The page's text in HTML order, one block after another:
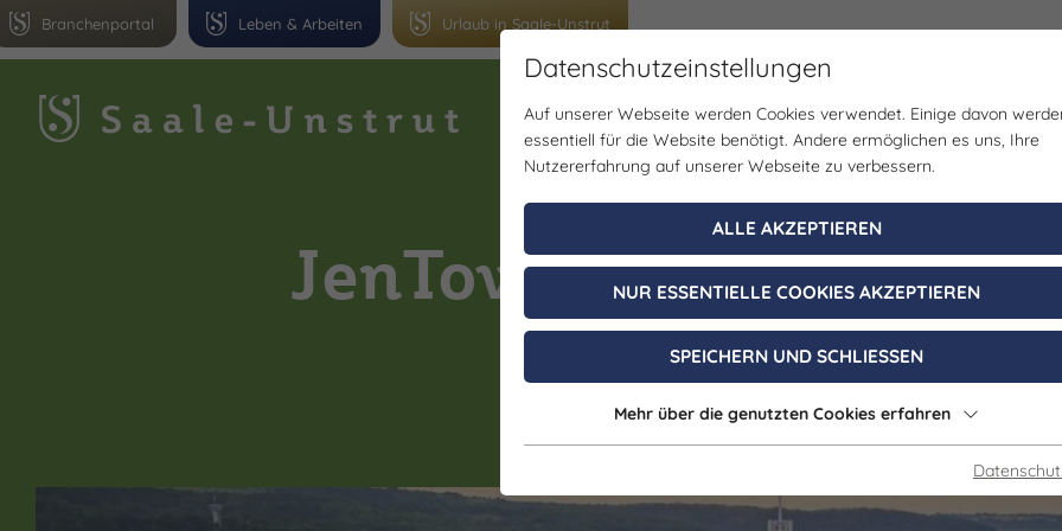
Urlaub in Saale-Unstrut
Leben & Arbeiten
Branchenportal
Gruppenreisen Schülerreisen Tagungen &
Verkostung
JenTower Jena:
Saaleblick
01. Januar - 31. Dezember 2026
Datenschutzeinstellungen
Auf unserer Webseite werden Cookies verwendet. Einige davon
essentiell für die Website benötigt. Andere ermöglichen es uns, Ihre
Nutzererfahrung auf unserer Webseite zu verbessern.
ALLE AKZEPTIEREN
NUR ESSENTIELLE COOKIES AKZEPTIEREN
SPEICHERN UND SCHLIESSEN
Mehr über die genutzten Cookies erfahren